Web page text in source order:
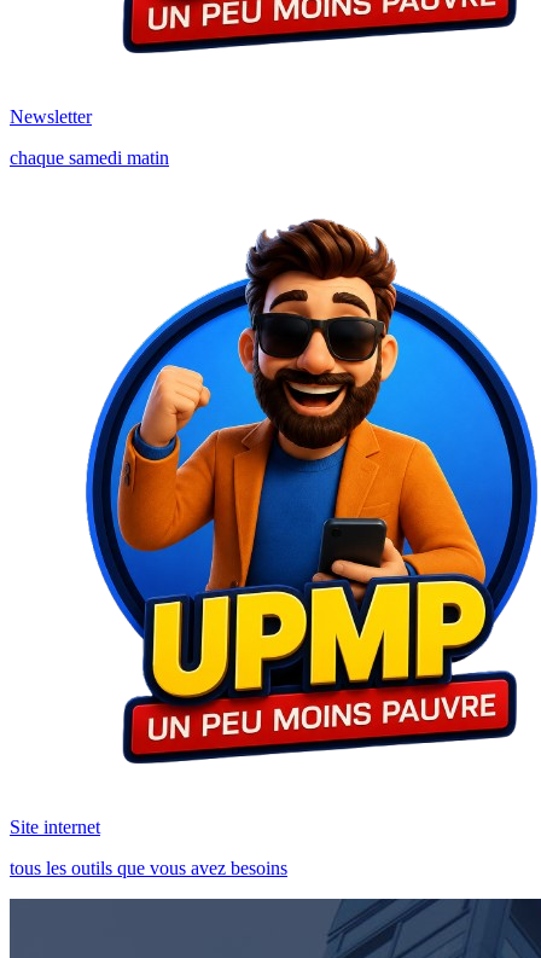
Newsletter
chaque samedi matin
Site internet
tous les outils que vous avez besoins